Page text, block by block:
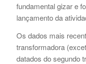
fundamental gizar e
lançamento da
Os dados mais
transformadora
datados do segundo